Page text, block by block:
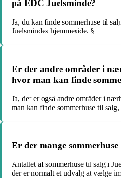
på EDC Juelsminde?
Ja, du kan finde sommerhuse til
Juelsmindes hjemmeside. §
Er der andre områder i
hvor man kan finde
Ja, der er også andre områder i
man kan finde sommerhuse til salg,
Er der mange
Antallet af sommerhuse til salg i
der er normalt et udvalg at vælge